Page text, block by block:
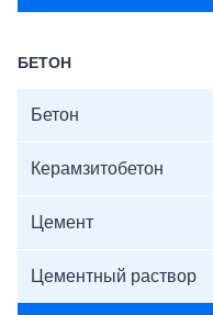
БЕТОН
Бетон
Керамзитобетон
Цемент
Цементный раствор